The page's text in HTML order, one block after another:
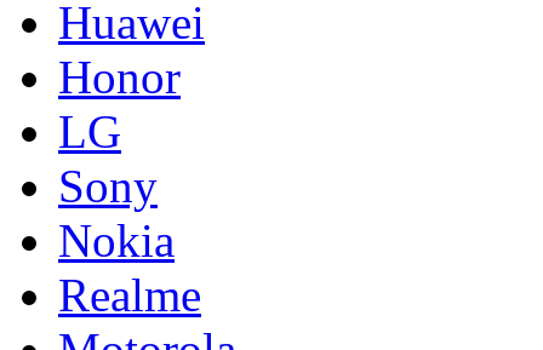
Huawei
Honor
LG
Sony
Nokia
Realme